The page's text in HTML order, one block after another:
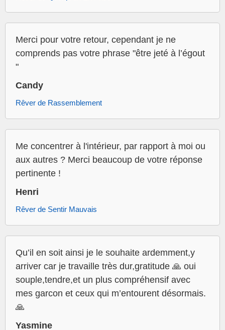
Merci pour votre retour, cependant je ne
comprends pas votre phrase "être jeté à l’égout
"
Candy
Rêver de Rassemblement
Me concentrer à l'intérieur, par rapport à moi ou
aux autres ? Merci beaucoup de votre réponse
pertinente !
Henri
Rêver de Sentir Mauvais
Qu’il en soit ainsi je le souhaite ardemment,y
arriver car je travaille très dur,gratitude 🙏 oui
souple,tendre,et un plus compréhensif avec
mes garcon et ceux qui m’entourent désormais.
🙏
Yasmine